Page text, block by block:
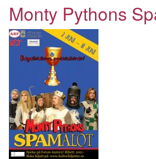
Spamalot
Monty Pythons